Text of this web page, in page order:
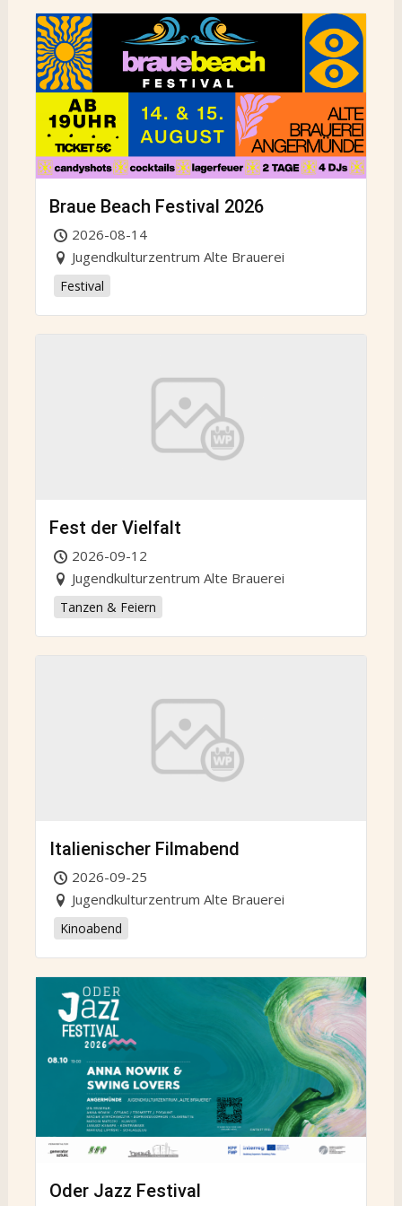
Braue Beach Festival 2026
2026-08-14
Jugendkulturzentrum Alte Brauerei
Festival
Fest der Vielfalt
2026-09-12
Jugendkulturzentrum Alte Brauerei
Tanzen & Feiern
Italienischer Filmabend
2026-09-25
Jugendkulturzentrum Alte Brauerei
Kinoabend
Oder Jazz Festival